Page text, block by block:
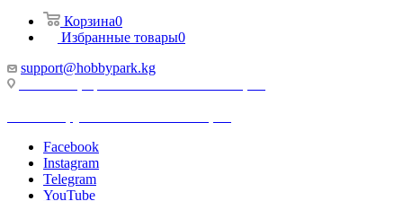
Корзина0
Избранные товары0
support@hobbypark.kg
Facebook
Instagram
Telegram
YouTube